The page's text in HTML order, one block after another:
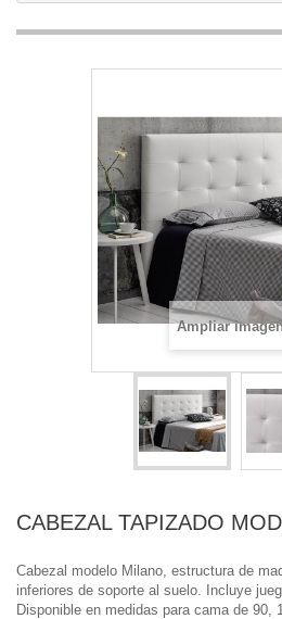
Ampliar
CABEZAL TAPIZADO
Cabezal modelo Milano, estructura de
inferiores de soporte al suelo. Incluye
Disponible en medidas para cama de 90,